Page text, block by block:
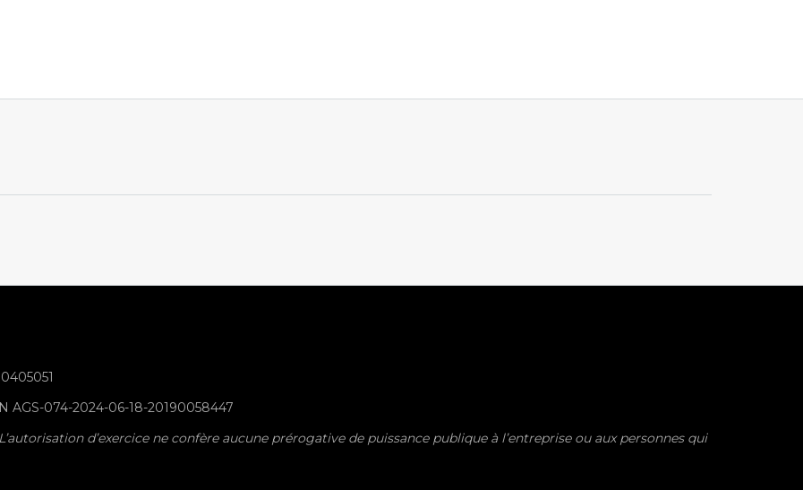
AGS-074-2024-06-18-20190058447
d’exercice ne confère aucune prérogative de puissance publique à l’entreprise ou aux personnes qui